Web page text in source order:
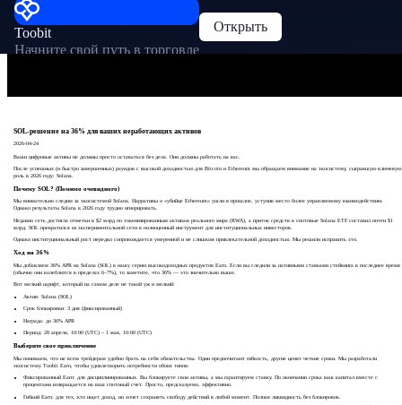
Toobit
Начните свой путь в торговле
Открыть
SOL-решение на 36% для ваших неработающих активов
2026-04-24
Ваши цифровые активы не должны просто оставаться без дела. Они должны работать на вас.
После успешных (и быстро завершенных) раундов с высокой доходностью для Bitcoin и Ethereum мы обращаем внимание на экосистему, сыгравшую ключевую
роль в 2026 году: Solana.
Почему SOL? (Помимо очевидного)
Мы внимательно следим за экосистемой Solana. Нарративы о «убийце Ethereum» ушли в прошлое, уступив место более управляемому взаимодействию.
Однако результаты Solana в 2026 году трудно игнорировать.
Недавно сеть достигла отметки в $2 млрд по токенизированным активам реального мира (RWA), а приток средств в спотовые Solana ETF составил почти $1
млрд. SOL превратился из экспериментальной сети в полноценный инструмент для институциональных инвесторов.
Однако институциональный рост нередко сопровождается умеренной и не слишком привлекательной доходностью. Мы решили исправить это.
Ход на 36%
Мы добавляем 36% APR на Solana (SOL) в нашу серию высокодоходных продуктов Earn. Если вы следили за нативными ставками стейкинга в последнее время
(обычно они колеблются в пределах 6–7%), то заметите, что 36% — это значительно выше.
Вот мелкий шрифт, который на самом деле не такой уж и мелкий:
Актив: Solana (SOL)
Срок блокировки: 3 дня (фиксированный)
Награда: до 36% APR
Период: 28 апреля, 10:00 (UTC) – 1 мая, 10:00 (UTC)
Выберите свое приключение
Мы понимаем, что не всем трейдерам удобно брать на себя обязательства. Одни предпочитают гибкость, другие ценят четкие сроки. Мы разработали
экосистему Toobit Earn, чтобы удовлетворить потребности обоих типов:
Фиксированный Earn: для дисциплинированных. Вы блокируете свои активы, а мы гарантируем ставку. По окончании срока ваш капитал вместе с
процентами возвращается на ваш спотовый счет. Просто, предсказуемо, эффективно.
Гибкий Earn: для тех, кто ищет доход, но хочет сохранять свободу действий в любой момент. Полная ликвидность без блокировок.